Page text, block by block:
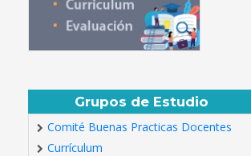
Grupos de Estudio
Comité Buenas Practicas Docentes
Currículum